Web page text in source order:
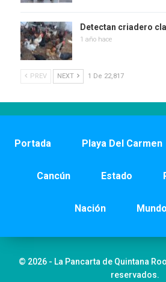
Detectan criadero
1 año hace
PREV NEXT 1 De 22,817
Portada Playa Del Carmen
Cancún Estado
Nación Mundo
© 2026 - La Pancarta de Quintana
reservados.